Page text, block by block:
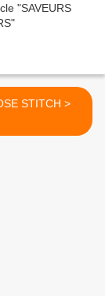
BLEU ROSE STITCH >